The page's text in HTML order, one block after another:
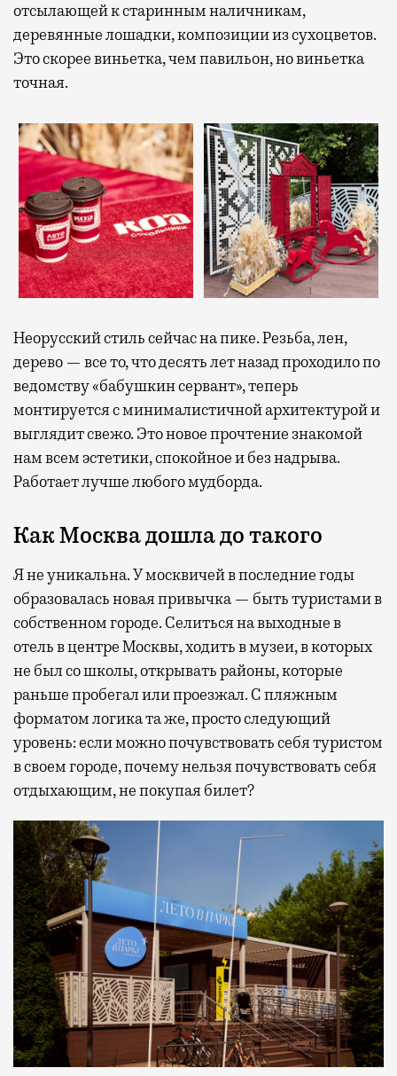
отсылающей к старинным наличникам,
деревянные лошадки, композиции из сухоцветов.
Это скорее виньетка, чем павильон, но виньетка
точная.
Неорусский стиль сейчас на пике. Резьба, лен,
дерево — все то, что десять лет назад проходило по
ведомству «бабушкин сервант», теперь
монтируется с минималистичной архитектурой и
выглядит свежо. Это новое прочтение знакомой
нам всем эстетики, спокойное и без надрыва.
Работает лучше любого мудборда.
Как Москва дошла до такого
Я не уникальна. У москвичей в последние годы
образовалась новая привычка — быть туристами в
собственном городе. Селиться на выходные в
отель в центре Москвы, ходить в музеи, в которых
не был со школы, открывать районы, которые
раньше пробегал или проезжал. С пляжным
форматом логика та же, просто следующий
уровень: если можно почувствовать себя туристом
в своем городе, почему нельзя почувствовать себя
отдыхающим, не покупая билет?